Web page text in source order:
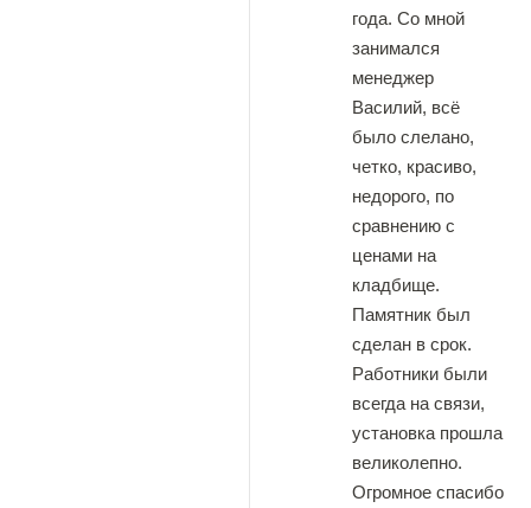
года. Со мной
занимался
менеджер
Василий, всё
было слелано,
четко, красиво,
недорого, по
сравнению с
ценами на
кладбище.
Памятник был
сделан в срок.
Работники были
всегда на связи,
установка прошла
великолепно.
Огромное спасибо